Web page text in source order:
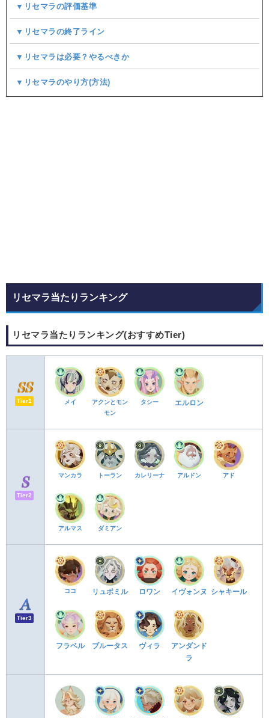
▼リセマラの評価基準
▼リセマラの終了ライン
▼リセマラは必要？やるべきか
▼リセマラのやり方(方法)
リセマラ当たりランキング
リセマラ当たりランキング(おすすめTier)
Tier1 メイ
アクンとモン
モン
タシー エルロン
Tier2
マンカラ トーラン カレリーナ アルドン アド
アルマス ダミアン
Tier3
ココ リュボミル ロワン イヴォンヌ シャキール
フラベル ブルータス ヴィラ
アンダンド
ラ